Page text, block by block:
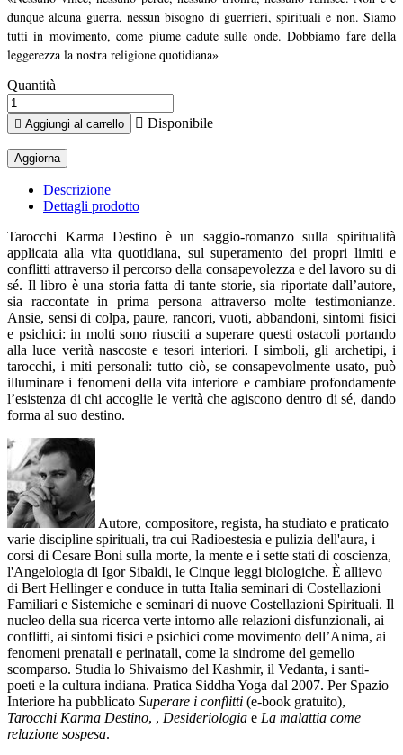
dunque alcuna guerra, nessun bisogno di guerrieri, spirituali e non. Siamo
tutti in movimento, come piume cadute sulle onde. Dobbiamo fare della
leggerezza la nostra religione quotidiana».
Quantità
 Aggiungi al carrello  Disponibile
Descrizione
Dettagli prodotto
Tarocchi Karma Destino è un saggio-romanzo sulla spiritualità
applicata alla vita quotidiana, sul superamento dei propri limiti e
conflitti attraverso il percorso della consapevolezza e del lavoro su di
sé. Il libro è una storia fatta di tante storie, sia riportate dall’autore,
sia raccontate in prima persona attraverso molte testimonianze.
Ansie, sensi di colpa, paure, rancori, vuoti, abbandoni, sintomi fisici
e psichici: in molti sono riusciti a superare questi ostacoli portando
alla luce verità nascoste e tesori interiori. I simboli, gli archetipi, i
tarocchi, i miti personali: tutto ciò, se consapevolmente usato, può
illuminare i fenomeni della vita interiore e cambiare profondamente
l’esistenza di chi accoglie le verità che agiscono dentro di sé, dando
forma al suo destino.
Autore, compositore, regista, ha studiato e praticato
varie discipline spirituali, tra cui Radioestesia e pulizia dell'aura, i
corsi di Cesare Boni sulla morte, la mente e i sette stati di coscienza,
l'Angelologia di Igor Sibaldi, le Cinque leggi biologiche. È allievo
di Bert Hellinger e conduce in tutta Italia seminari di Costellazioni
Familiari e Sistemiche e seminari di nuove Costellazioni Spirituali. Il
nucleo della sua ricerca verte intorno alle relazioni disfunzionali, ai
conflitti, ai sintomi fisici e psichici come movimento dell’Anima, ai
fenomeni prenatali e perinatali, come la sindrome del gemello
scomparso. Studia lo Shivaismo del Kashmir, il Vedanta, i santi-
poeti e la cultura indiana. Pratica Siddha Yoga dal 2007. Per Spazio
Interiore ha pubblicato Superare i conflitti (e-book gratuito),
Tarocchi Karma Destino, , Desideriologia e La malattia come
relazione sospesa.